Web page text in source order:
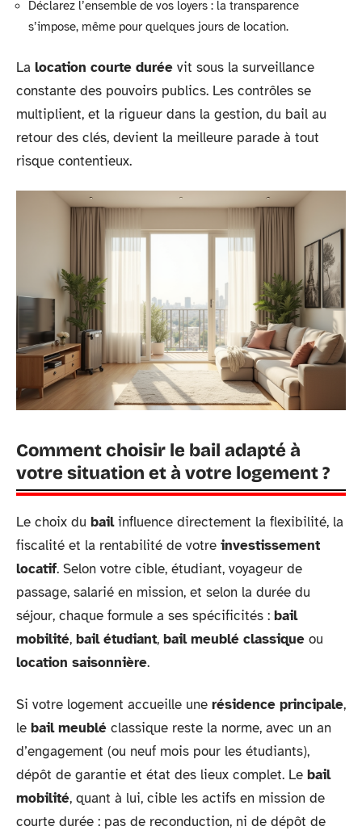
Déclarez l’ensemble de vos loyers : la transparence
s’impose, même pour quelques jours de location.
La location courte durée vit sous la surveillance
constante des pouvoirs publics. Les contrôles se
multiplient, et la rigueur dans la gestion, du bail au
retour des clés, devient la meilleure parade à tout
risque contentieux.
Comment choisir le bail adapté à
votre situation et à votre logement ?
Le choix du bailinfluence directement la flexibilité, la
fiscalité et la rentabilité de votre investissement
locatif. Selon votre cible, étudiant, voyageur de
passage, salarié en mission, et selon la durée du
séjour, chaque formule a ses spécificités : bail
mobilité, bail étudiant, bail meublé classique ou
location saisonnière.
Si votre logement accueille une résidence principale,
le bail meublé classique reste la norme, avec un an
d’engagement (ou neuf mois pour les étudiants),
dépôt de garantie et état des lieux complet. Le bail
mobilité, quant à lui, cible les actifs en mission de
courte durée : pas de reconduction, ni de dépôt de